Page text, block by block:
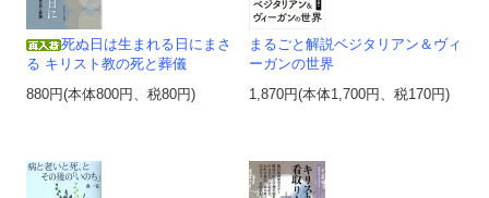
死ぬ日は生まれる日にまさ
る キリスト教の死と葬儀
880円(本体800円、税80円)
まるごと解説ベジタリアン＆ヴィ
ーガンの世界
1,870円(本体1,700円、税170円)